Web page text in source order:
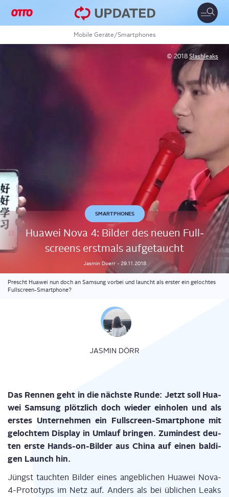
Toggle
Mobile Geräte/Smartphones
© 2018 Slashleaks
SMARTPHONES
Hua­wei Nova 4: Bil­der des neu­en Full­
screens erst­mals aufgetaucht
Jasmin Doerr - 29.11.2018
Prescht Huawei nun doch an Samsung vorbei und launcht als erster ein gelochtes
Fullscreen-Smartphone?
JASMIN DÖRR
Das Ren­nen geht in die nächs­te Run­de: Jetzt soll Hua­
wei Sam­sung plötz­lich doch wie­der ein­ho­len und als
ers­tes Unter­neh­men ein Full­screen-Smart­phone mit
geloch­tem Dis­play in Umlauf brin­gen. Zumin­dest deu­
ten ers­te Hands-on-Bil­der aus Chi­na auf einen bal­di­
gen Launch hin.
Jüngst tauch­ten Bil­der eines angeb­li­chen Hua­wei Nova-
4-Pro­to­typs im Netz auf. Anders als bei übli­chen Leaks